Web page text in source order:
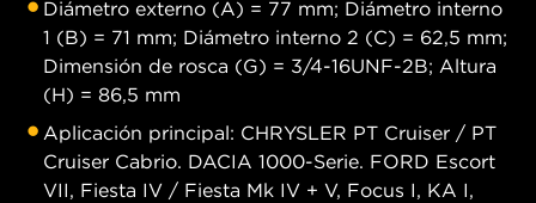
Diámetro externo (A) = 77 mm; Diámetro interno
1 (B) = 71 mm; Diámetro interno 2 (C) = 62,5 mm;
Dimensión de rosca (G) = 3/4-16UNF-2B; Altura
(H) = 86,5 mm
Aplicación principal: CHRYSLER PT Cruiser / PT
Cruiser Cabrio. DACIA 1000-Serie. FORD Escort
VII, Fiesta IV / Fiesta Mk IV + V, Focus I, KA I,